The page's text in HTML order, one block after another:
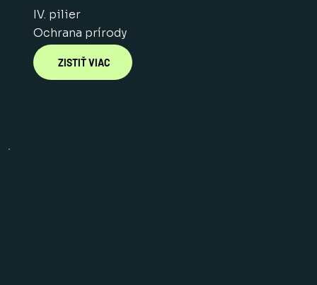
IV. pilier
Ochrana prírody
ZISTIŤ VIAC